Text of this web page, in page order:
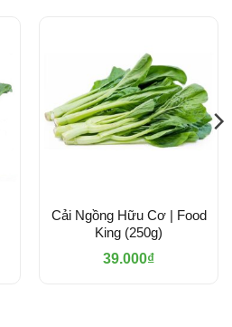
Cải Ngồng Hữu Cơ | Food
King (250g)
39.000₫